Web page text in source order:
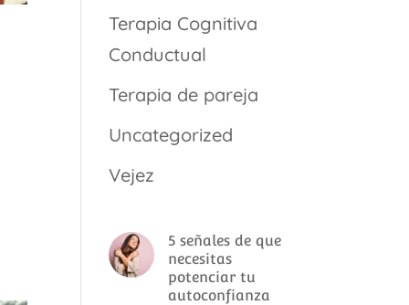
Terapia Cognitiva
Conductual
Terapia de pareja
Uncategorized
Vejez
5 señales de que
necesitas
potenciar tu
autoconfianza